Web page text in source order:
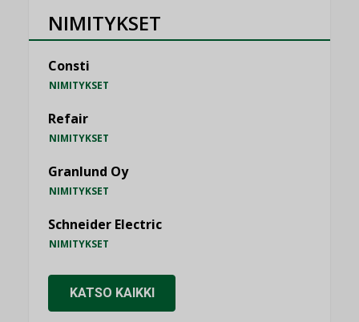
NIMITYKSET
Consti
NIMITYKSET
Refair
NIMITYKSET
Granlund Oy
NIMITYKSET
Schneider Electric
NIMITYKSET
KATSO KAIKKI